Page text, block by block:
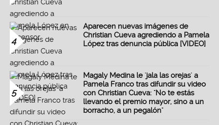
4
Aparecen nuevas imágenes de
Christian Cueva agrediendo a Pamela
López tras denuncia pública [VIDEO]
5
Magaly Medina le 'jala las orejas' a
Pamela Franco tras difundir su video
con Christian Cueva: "No te estás
llevando el premio mayor, sino a un
borracho, a un pegalón"